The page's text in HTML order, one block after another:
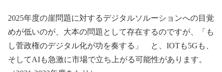
2025年度の崖問題に対するデジタルソルーションへの目覚
めが低いのが、大本の問題として存在するのですが、「も
し菅政権のデジタル化が功を奏する」 と、IOTも5Gも、
そしてAIも急激に市場で立ち上がる可能性があります。